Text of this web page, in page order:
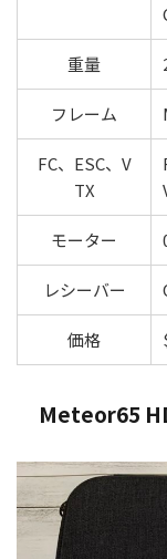
重量
フレーム
FC、ESC、V
TX
モーター
レシーバー
価格
Meteor65